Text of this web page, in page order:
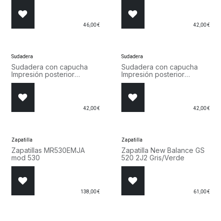
46,00€ 42,00€
Sudadera
Sudadera con capucha
Impresión posterior
12283054 Negro
42,00€
Sudadera
Sudadera con capucha
Impresión posterior
12283054 BG
42,00€
Zapatilla
Zapatillas MR530EMJA
mod 530
138,00€
Zapatilla
Zapatilla New Balance GS
520 2J2 Gris/Verde
61,00€